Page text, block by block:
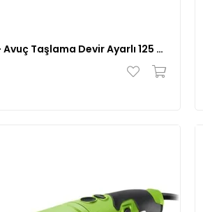
Catpower 6108 - Avuç Taşlama Devir Ayarlı 125 Mm